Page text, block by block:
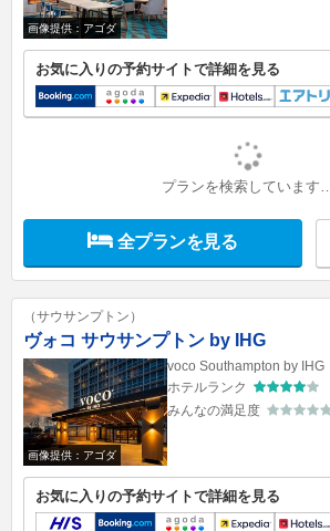
画像提供：アゴダ
お気に入りの予約サイトで詳細を見る
プランを検索しています
全プランを見る
（サウサンプトン）
ヴォコ サウサンプトン by IHG
画像提供：アゴダ
voco Southampton by IHG
ホテルランク
みんなの満足度
お気に入りの予約サイトで詳細を見る